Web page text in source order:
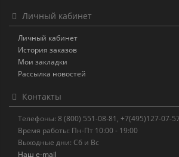
Личный кабинет
Личный кабинет
История заказов
Мои закладки
Рассылка новостей
Контакты
Телефоны: 8 (800) 551-08-81, +7(495)127-07-57
Время работы: Пн-Пт 10:00 - 19:00
Выходные дни: Сб и Вс
Наш e-mail